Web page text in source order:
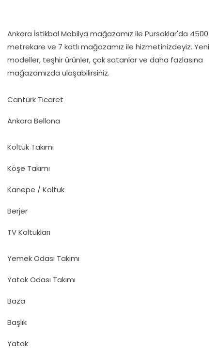
Ankara İstikbal Mobilya mağazamız ile Pursaklar'da 4500
metrekare ve 7 katlı mağazamız ile hizmetinizdeyiz. Yeni
modeller, teşhir ürünler, çok satanlar ve daha fazlasına
mağazamızda ulaşabilirsiniz.
Cantürk Ticaret
Ankara Bellona
Koltuk Takımı
Köşe Takımı
Kanepe / Koltuk
Berjer
TV Koltukları
Yemek Odası Takımı
Yatak Odası Takımı
Baza
Başlık
Yatak